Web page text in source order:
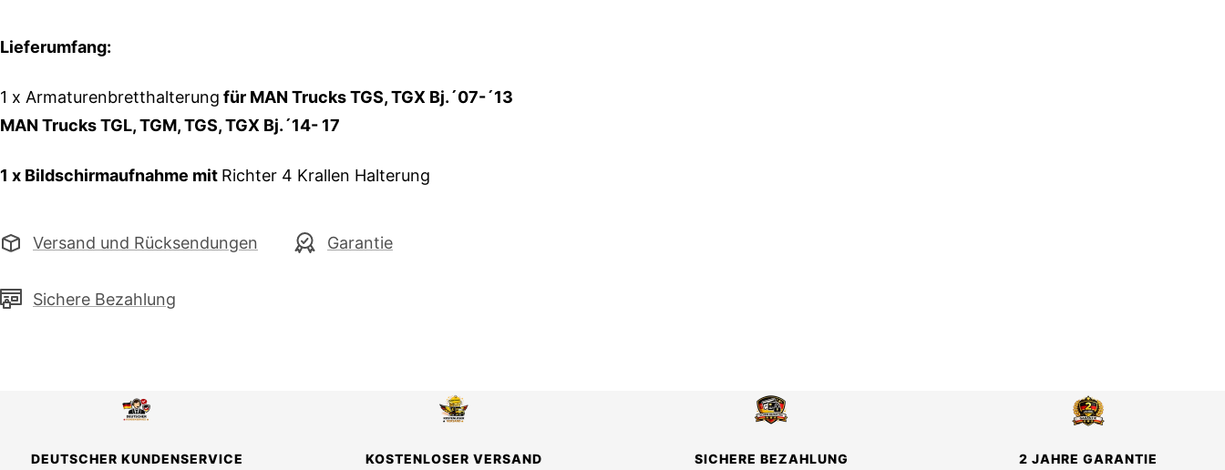
Lieferumfang:
1 x Armaturenbretthalterung für MAN Trucks TGS, TGX Bj.´07-´13
MAN Trucks TGL, TGM, TGS, TGX Bj.´14- 17
1 x Bildschirmaufnahme mit Richter 4 Krallen Halterung
Versand und Rücksendungen Garantie
Sichere Bezahlung
DEUTSCHER KUNDENSERVICE KOSTENLOSER VERSAND SICHERE BEZAHLUNG 2 JAHRE GARANTIE